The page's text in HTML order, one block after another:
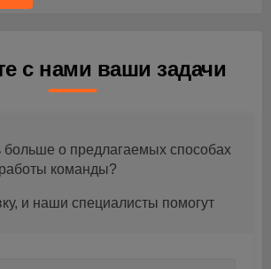
с нами ваши задачи
больше о предлагаемых способах
команды?
и наши специалисты помогут